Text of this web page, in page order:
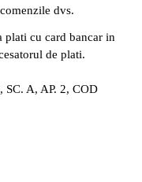
dvs.
plati cu card bancar in
de plati.
A, AP. 2, COD